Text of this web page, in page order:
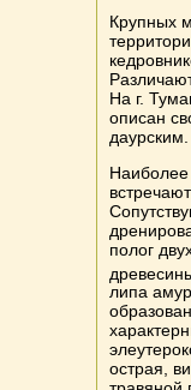
Крупных
На г.
описан
даурским.
Наиболее
полог
липа
острая,